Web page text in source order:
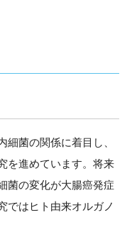
菌の関係に着目し、
を進めています。将来
菌の変化が大腸癌発症
ではヒト由来オルガノ